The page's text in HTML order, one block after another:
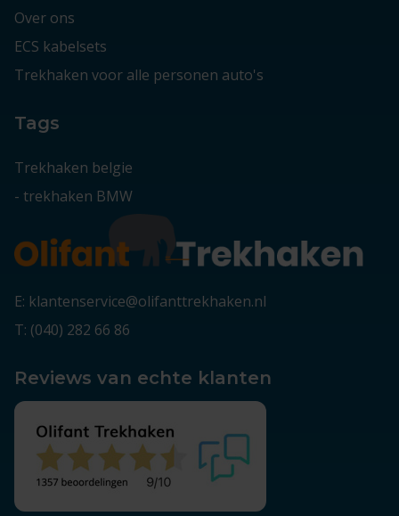
Over ons
ECS kabelsets
Trekhaken voor alle personen auto's
Tags
Trekhaken belgie
- trekhaken BMW
E: klantenservice@olifanttrekhaken.nl
T: (040) 282 66 86
Reviews van echte klanten